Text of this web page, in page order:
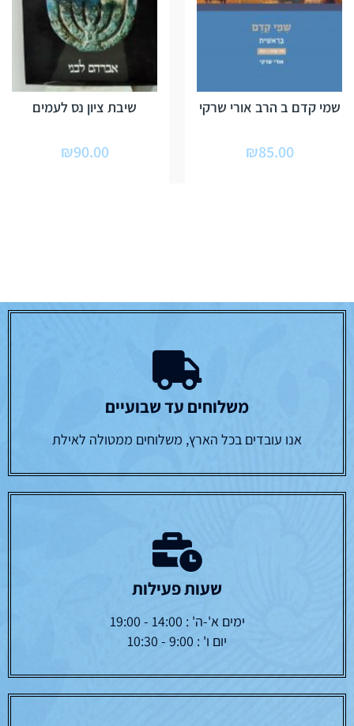
שמי קדם ב הרב אורי שרקי
₪85.00
שיבת ציון נס לעמים
₪90.00
משלוחים עד שבועיים
אנו עובדים בכל הארץ, משלוחים ממטולה לאילת
שעות פעילות
ימים א'-ה' : 14:00 - 19:00
יום ו' : 9:00 - 10:30